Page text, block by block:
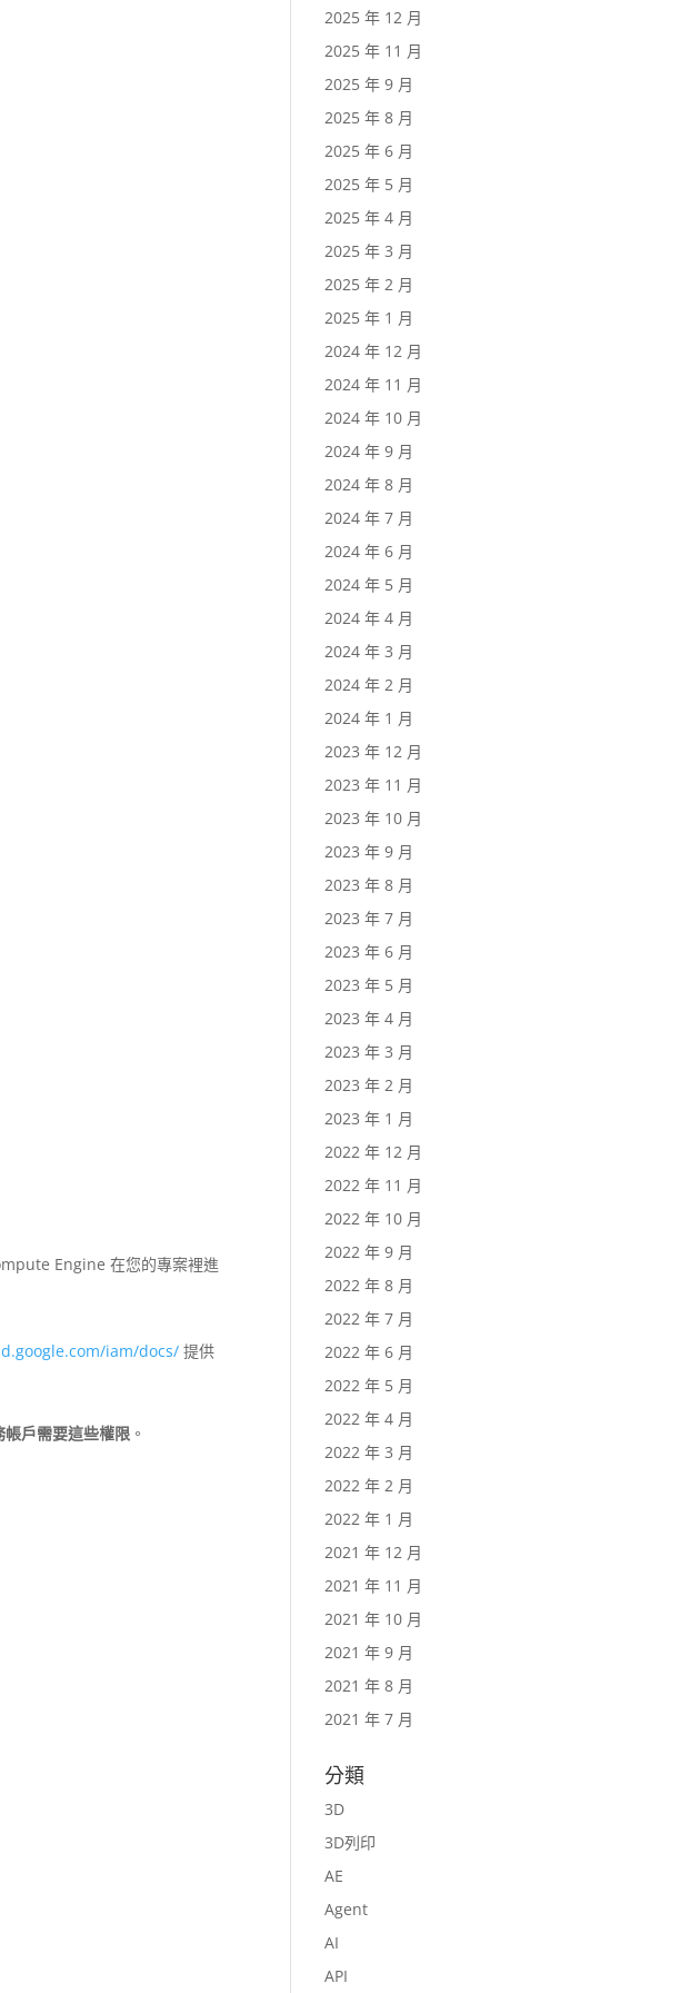
Engine 在您的專案裡進
iam/docs/ 提供
戶需要這些權限 。
2025 年 12 月
2025 年 11 月
2025 年 9 月
2025 年 8 月
2025 年 6 月
2025 年 5 月
2025 年 4 月
2025 年 3 月
2025 年 2 月
2025 年 1 月
2024 年 12 月
2024 年 11 月
2024 年 10 月
2024 年 9 月
2024 年 8 月
2024 年 7 月
2024 年 6 月
2024 年 5 月
2024 年 4 月
2024 年 3 月
2024 年 2 月
2024 年 1 月
2023 年 12 月
2023 年 11 月
2023 年 10 月
2023 年 9 月
2023 年 8 月
2023 年 7 月
2023 年 6 月
2023 年 5 月
2023 年 4 月
2023 年 3 月
2023 年 2 月
2023 年 1 月
2022 年 12 月
2022 年 11 月
2022 年 10 月
2022 年 9 月
2022 年 8 月
2022 年 7 月
2022 年 6 月
2022 年 5 月
2022 年 4 月
2022 年 3 月
2022 年 2 月
2022 年 1 月
2021 年 12 月
2021 年 11 月
2021 年 10 月
2021 年 9 月
2021 年 8 月
2021 年 7 月
分類
3D
3D列印
AE
Agent
AI
API